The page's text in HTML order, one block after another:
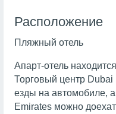
Расположение
Пляжный отель
Апарт-отель
Торговый центр Dubai
езды на автомобиле,
Emirates можно